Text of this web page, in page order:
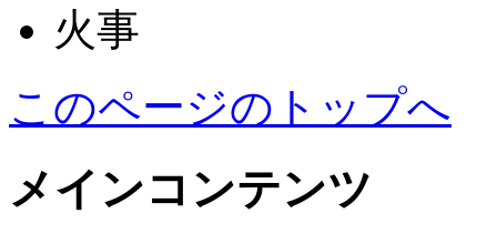
火事
このページのトップへ
メインコンテンツ